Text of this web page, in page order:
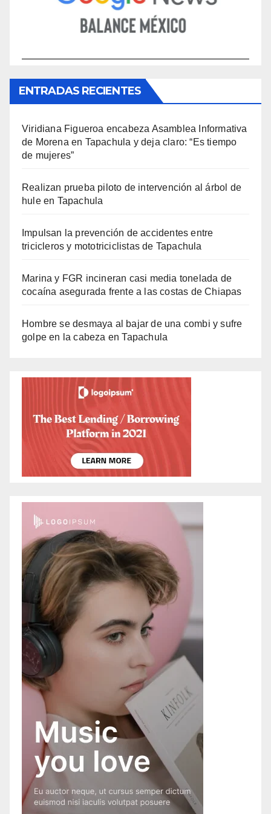
ENTRADAS RECIENTES
Viridiana Figueroa encabeza Asamblea Informativa
de Morena en Tapachula y deja claro: “Es tiempo
de mujeres”
Realizan prueba piloto de intervención al árbol de
hule en Tapachula
Impulsan la prevención de accidentes entre
tricicleros y mototriciclistas de Tapachula
Marina y FGR incineran casi media tonelada de
cocaína asegurada frente a las costas de Chiapas
Hombre se desmaya al bajar de una combi y sufre
golpe en la cabeza en Tapachula